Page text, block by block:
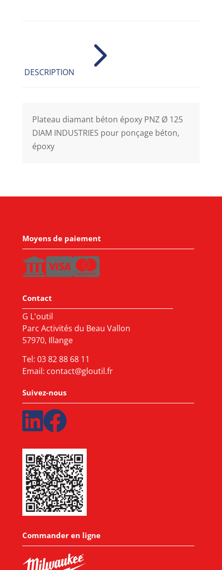
DESCRIPTION 5
Plateau diamant béton époxy PNZ Ø 125
DIAM INDUSTRIES pour ponçage béton,
époxy
Moyens de paiement
Contact
G L'outil
Parc Activités du Beau Vallon
57970, Illange
Tel: 03 82 88 68 11
Email: contact@gloutil.fr
Suivez-nous
Commander en ligne